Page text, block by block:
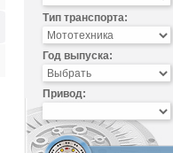
Тип транспорта:
Год выпуска:
Привод: